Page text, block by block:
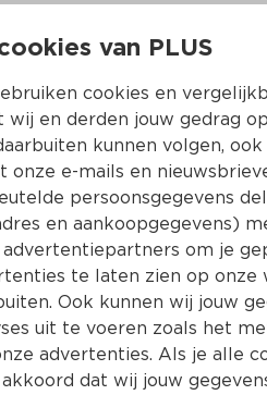
van PLUS
cookies en
wij en derden jouw gedrag
kunnen volgen,
onze e-mails en
persoonsgegevens
en aankoopgegevens)
om je
te laten zien op onze
Ook kunnen wij jouw
uit te voeren zoals het
advertenties. Als je alle
dat wij jouw